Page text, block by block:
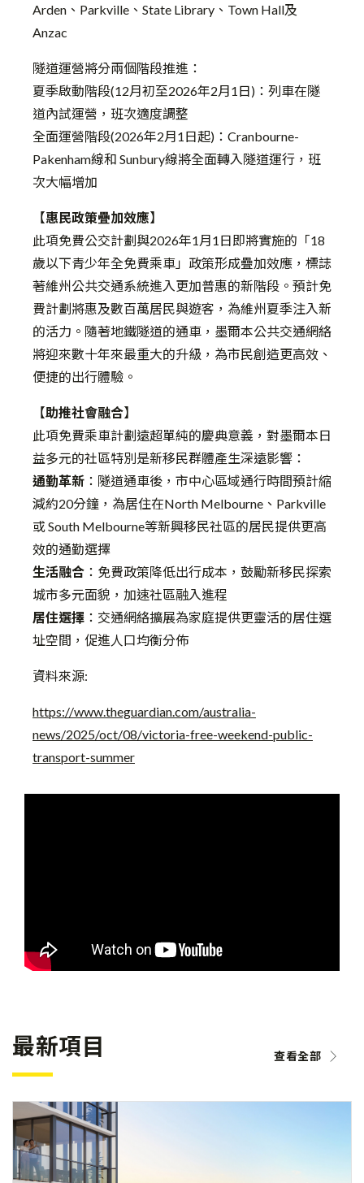
Arden、Parkville、State Library、Town Hall及
Anzac
隧道運營將分兩個階段推進：
夏季啟動階段(12月初至2026年2月1日)：列車在隧
道內試運營，班次適度調整
全面運營階段(2026年2月1日起)：Cranbourne-
Pakenham線和 Sunbury線將全面轉入隧道運行，班
次大幅增加
【惠民政策疊加效應】
此項免費公交計劃與2026年1月1日即將實施的「18
歲以下青少年全免費乘車」政策形成疊加效應，標誌
著維州公共交通系統進入更加普惠的新階段。預計免
費計劃將惠及數百萬居民與遊客，為維州夏季注入新
的活力。隨著地鐵隧道的通車，墨爾本公共交通網絡
將迎來數十年來最重大的升級，為市民創造更高效、
便捷的出行體驗。
【助推社會融合】
此項免費乘車計劃遠超單純的慶典意義，對墨爾本日
益多元的社區特別是新移民群體產生深遠影響：
通勤革新 ：隧道通車後，市中心區域通行時間預計縮
減約20分鐘，為居住在North Melbourne、Parkville
或 South Melbourne等新興移民社區的居民提供更高
效的通勤選擇
生活融合 ：免費政策降低出行成本，鼓勵新移民探索
城市多元面貌，加速社區融入進程
居住選擇 ：交通網絡擴展為家庭提供更靈活的居住選
址空間，促進人口均衡分佈
資料來源:
https://www.theguardian.com/australia-
news/2025/oct/08/victoria-free-weekend-public-
transport-summer
最新項目 查看全部